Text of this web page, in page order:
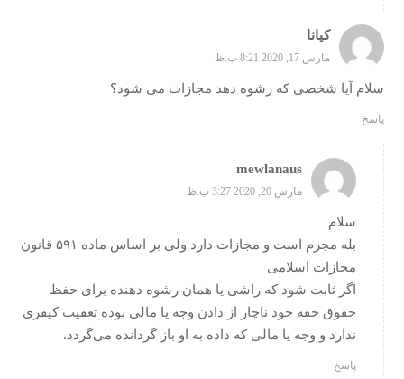
کیانا
مارس 17, 2020 8:21 ب.ظ
سلام آیا شخصی که رشوه دهد مجازات می شود؟
پاسخ
mewlanaus
مارس 20, 2020 3:27 ب.ظ
سلام
بله مجرم است و مجازات دارد ولی بر اساس ماده ۵۹۱ قانون
مجازات اسلامی
اگر ثابت شود که راشی یا همان رشوه دهنده برای حفظ
حقوق حقه خود ناچار از دادن وجه یا مالی بوده تعقیب کیفری
ندارد و وجه یا مالی که داده به او باز گردانده می‌گردد.
پاسخ